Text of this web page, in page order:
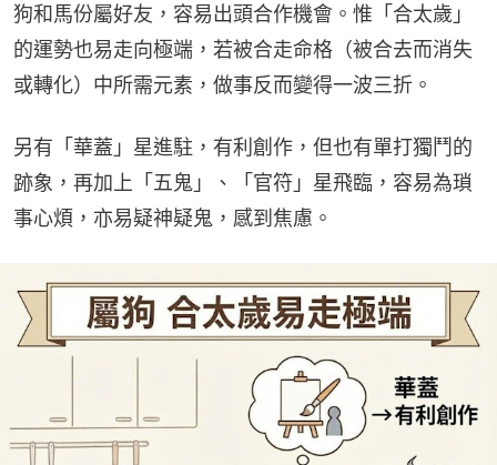
狗和馬份屬好友，容易出頭合作機會。惟「合太歲」
的運勢也易走向極端，若被合走命格（被合去而消失
或轉化）中所需元素，做事反而變得一波三折。
另有「華蓋」星進駐，有利創作，但也有單打獨鬥的
跡象，再加上「五鬼」、「官符」星飛臨，容易為瑣
事心煩，亦易疑神疑鬼，感到焦慮。